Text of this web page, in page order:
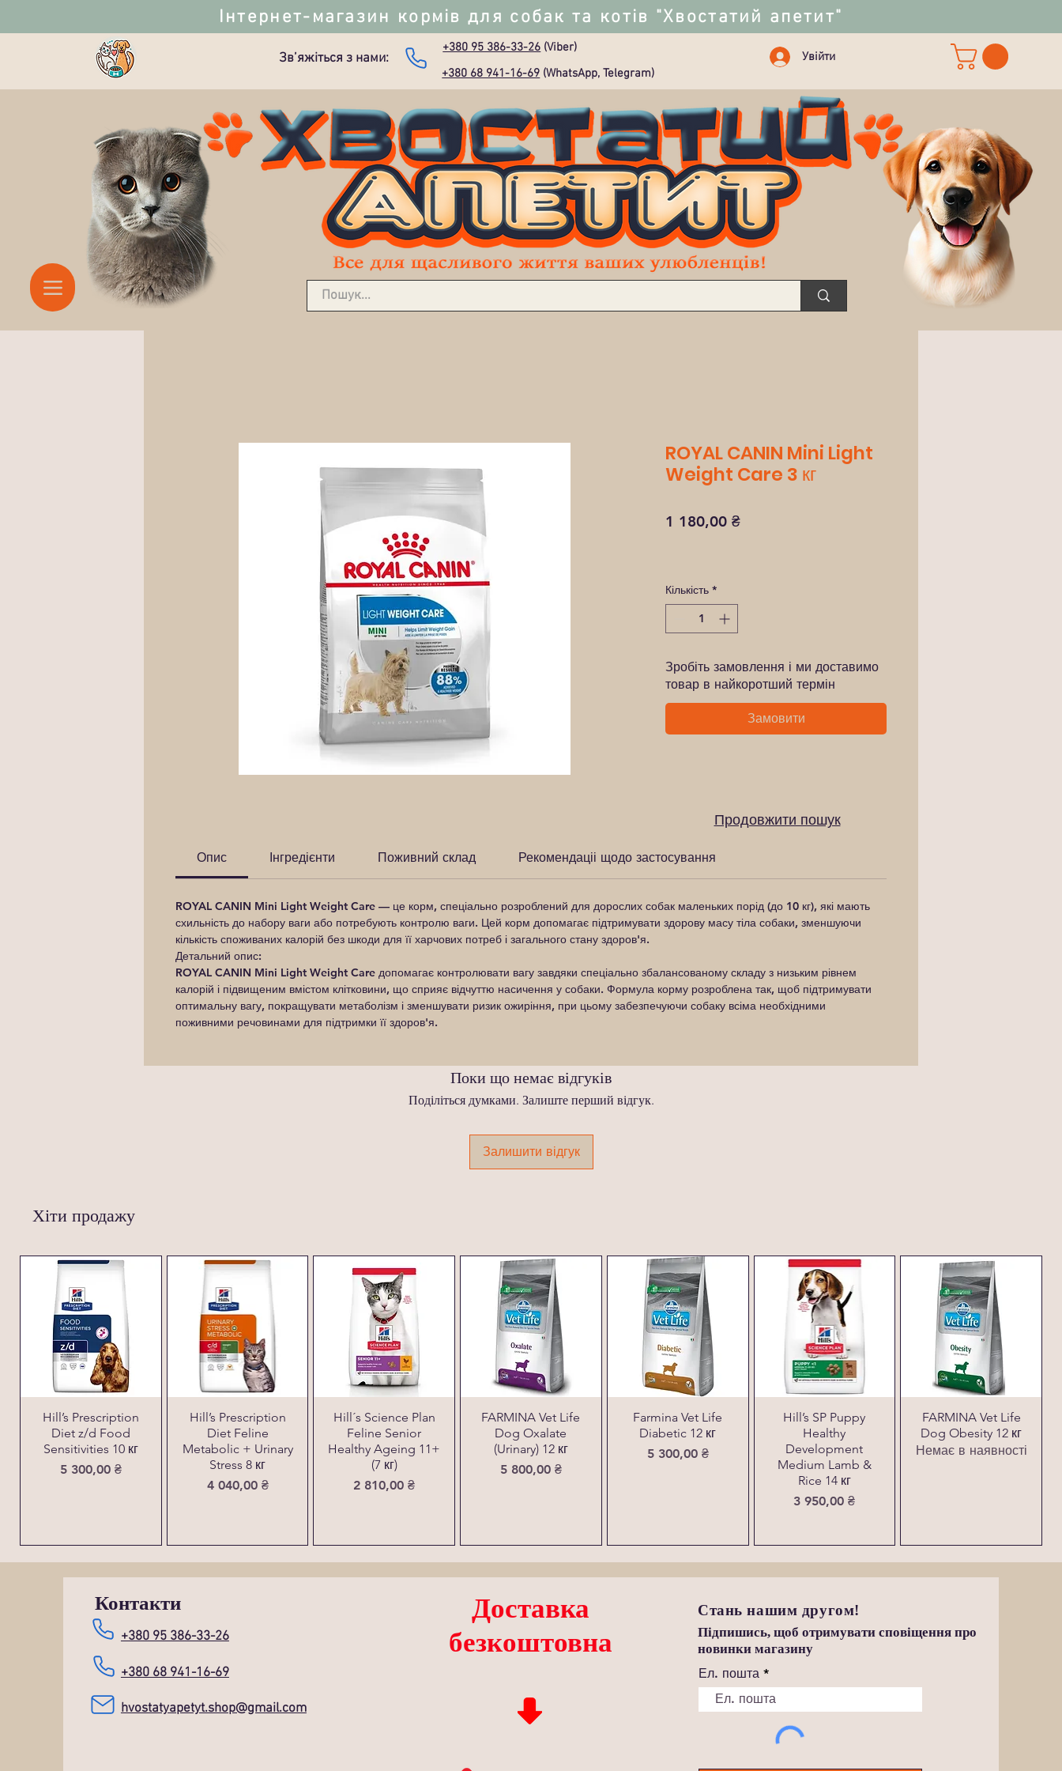
Інтернет-магазин кормів для собак та котів "Хвостатий апетит"
Зв’яжіться з нами:
+380 95 386-33-26 (Viber)
+380 68 941-16-69 (WhatsApp, Telegram)
Увійти
ROYAL CANIN Mini Light
Weight Care 3 кг
1 180,00 ₴Ціна
Кількість *
Зробіть замовлення і ми доставимо
товар в найкоротший термін
Замовити
Опис Інгредієнти Поживний склад Рекомендаціі щодо застосування
ROYAL CANIN Mini Light Weight Care — це корм, спеціально розроблений для дорослих собак маленьких порід (до 10 кг), які мають
схильність до набору ваги або потребують контролю ваги. Цей корм допомагає підтримувати здорову масу тіла собаки, зменшуючи
кількість споживаних калорій без шкоди для її харчових потреб і загального стану здоров'я.
Детальний опис:
ROYAL CANIN Mini Light Weight Care допомагає контролювати вагу завдяки спеціально збалансованому складу з низьким рівнем
калорій і підвищеним вмістом клітковини, що сприяє відчуттю насичення у собаки. Формула корму розроблена так, щоб підтримувати
оптимальну вагу, покращувати метаболізм і зменшувати ризик ожиріння, при цьому забезпечуючи собаку всіма необхідними
поживними речовинами для підтримки її здоров'я.
Поки що немає відгуків
Поділіться думками. Залиште перший відгук.
Залишити відгук
Продовжити пошук
Хіти продажу
Hill’s Prescription
Diet z/d Food
Sensitivities 10 кг
Ціна
5 300,00 ₴
Hill’s Prescription
Diet Feline
Metabolic + Urinary
Stress 8 кг
Ціна
4 040,00 ₴
Hill´s Science Plan
Feline Senior
Healthy Ageing 11+
(7 кг)
Ціна
2 810,00 ₴
FARMINA Vet Life
Dog Oxalate
(Urinary) 12 кг
Ціна
5 800,00 ₴
Farmina Vet Life
Diabetic 12 кг
Ціна
5 300,00 ₴
Hill’s SP Puppy
Healthy
Development
Medium Lamb &
Rice 14 кг
Ціна
3 950,00 ₴
FARMINA Vet Life
Dog Obesity 12 кг
Немає в наявності
Контакти
+380 95 386-33-26
+380 68 941-16-69
hvostatyapetyt.shop@gmail.com
Доставка
безкоштовна
Стань нашим другом!
Підпишись, щоб отримувати сповіщення про
новинки магазину
Ел. пошта